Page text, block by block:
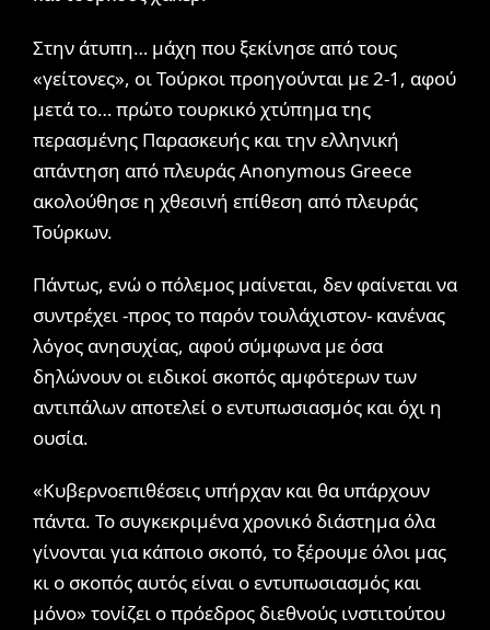
Στην άτυπη… μάχη που ξεκίνησε από τους
«γείτονες», οι Τούρκοι προηγούνται με 2-1, αφού
μετά το… πρώτο τουρκικό χτύπημα της
περασμένης Παρασκευής και την ελληνική
απάντηση από πλευράς Anonymous Greece
ακολούθησε η χθεσινή επίθεση από πλευράς
Τούρκων.
Πάντως, ενώ ο πόλεμος μαίνεται, δεν φαίνεται να
συντρέχει -προς το παρόν τουλάχιστον- κανένας
λόγος ανησυχίας, αφού σύμφωνα με όσα
δηλώνουν οι ειδικοί σκοπός αμφότερων των
αντιπάλων αποτελεί ο εντυπωσιασμός και όχι η
ουσία.
«Κυβερνοεπιθέσεις υπήρχαν και θα υπάρχουν
πάντα. Το συγκεκριμένα χρονικό διάστημα όλα
γίνονται για κάποιο σκοπό, το ξέρουμε όλοι μας
κι ο σκοπός αυτός είναι ο εντυπωσιασμός και
μόνο» τονίζει ο πρόεδρος διεθνούς ινστιτούτου